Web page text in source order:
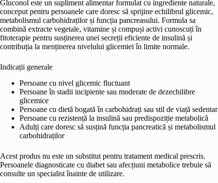
Gluconol este un supliment alimentar formulat cu ingrediente naturale,
conceput pentru persoanele care doresc să sprijine echilibrul glicemic,
metabolismul carbohidraților și funcția pancreasului. Formula sa
combină extracte vegetale, vitamine și compuși activi cunoscuți în
fitoterapie pentru susținerea unei secreții eficiente de insulină și
contribuția la menținerea nivelului glicemiei în limite normale.
Indicații generale
Persoane cu nivel glicemic fluctuant
Persoane în stadii incipiente sau moderate de dezechilibre
glicemice
Persoane cu dietă bogată în carbohidrați sau stil de viață sedentar
Persoane cu rezistență la insulină sau predispoziție metabolică
Adulți care doresc să susțină funcția pancreatică și metabolismul
carbohidraților
Acest produs nu este un substitut pentru tratament medical prescris.
Persoanele diagnosticate cu diabet sau afecțiuni metabolice trebuie să
consulte un specialist înainte de utilizare.